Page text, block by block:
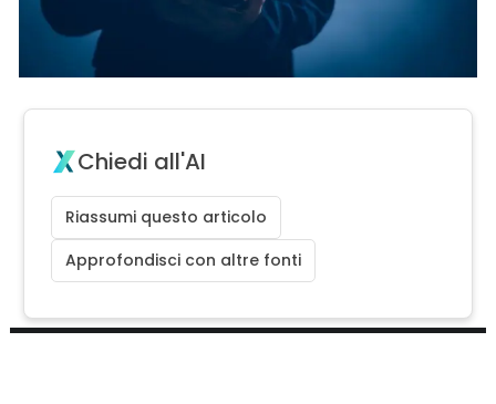
Chiedi all'AI
Riassumi questo articolo
Approfondisci con altre fonti